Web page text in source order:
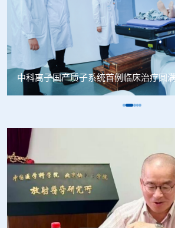
韩国忠清北道上半年农水产品放射性检